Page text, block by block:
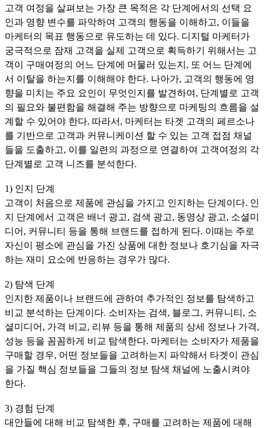
고객 여정을 살펴보는 가장 큰 목적은 각 단계에서의 선택 요
인과 영향 변수를 파악하여 고객의 행동을 이해하고, 이들을
마케터의 목표 행동으로 유도하는 데 있다. 디지털 마케터가
궁극적으로 잠재 고객을 실제 고객으로 획득하기 위해서는 고
객이 구매여정의 어느 단계에 머물러 있는지, 또 어느 단계에
서 이탈을 하는지를 이해해야 한다. 나아가, 고객의 행동에 영
향을 미치는 주요 요인이 무엇인지를 발견하여, 단계별로 고객
의 필요와 불편함을 해결해 주는 방향으로 마케팅의 흐름을 설
계할 수 있어야 한다. 따라서, 마케터는 타겟 고객의 페르소나
를 기반으로 고객과 커뮤니케이션 할 수 있는 고객 접점 채널
들을 도출하고, 이를 일련의 과정으로 연결하여 고객여정의 각
단계별로 고객 니즈를 분석한다.
1) 인지 단계
고객이 처음으로 제품에 관심을 가지고 인지하는 단계이다. 인
지 단계에서 고객은 배너 광고, 검색 광고, 동영상 광고, 소셜미
디어, 커뮤니티 등을 통해 브랜드를 접하게 된다. 이때는 주로
자신이 평소에 관심을 가진 상품에 대한 정보나 호기심을 자극
하는 재미 요소에 반응하는 경우가 많다.
2) 탐색 단계
인지한 제품이나 브랜드에 관하여 추가적인 정보를 탐색하고
비교 분석하는 단계이다. 소비자는 검색, 블로그, 커뮤니티, 소
셜미디어, 가격 비교, 리뷰 등을 통해 제품의 상세 정보나 가격,
성능 등을 꼼꼼하게 비교 탐색한다. 마케터는 소비자가 제품을
구매할 경우, 어떤 정보들을 고려하는지 파악해서 타겟이 관심
을 가질 핵심 정보들을 그들의 정보 탐색 채널에 노출시켜야
한다.
3) 경험 단계
대안들에 대해 비교 탐색한 후, 구매를 고려하는 제품에 대해